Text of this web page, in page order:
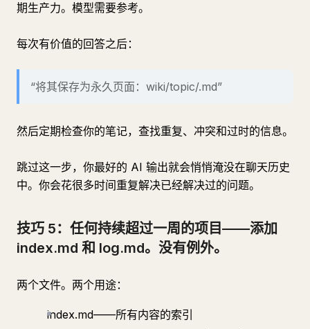
期生产力。模型需要参考。
每次有价值的回答之后：
“将其保存为永久页面：wiki/topic/.md”
然后定期检查你的笔记，查找重复、冲突和过时的信息。
跳过这一步，你最好的 AI 输出就会悄悄淹没在聊天历史
中。你会花很多时间重复解决已经解决过的问题。
技巧 5：任何持续超过一周的项目——添加
index.md 和 log.md。没有例外。
两个文件。两个用途：
index.md——所有内容的索引